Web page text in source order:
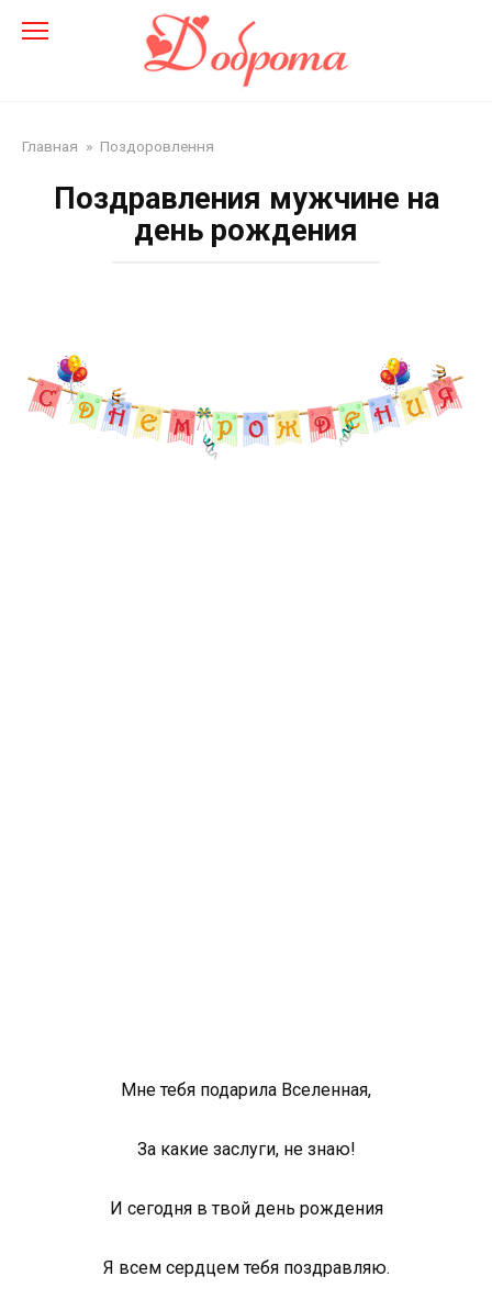
Главная » Поздоровлення
Поздравления мужчине на
день рождения
Мне тебя подарила Вселенная,
За какие заслуги, не знаю!
И сегодня в твой день рождения
Я всем сердцем тебя поздравляю.